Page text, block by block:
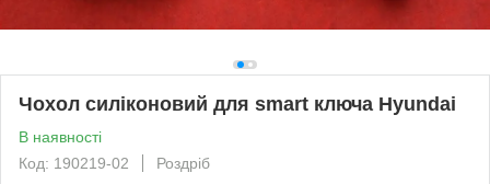
Чохол силіконовий для smart ключа Hyundai
В наявності
Код: 190219-02
Роздріб